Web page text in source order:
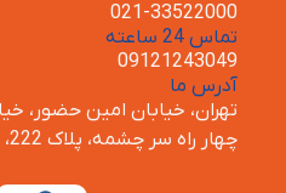
021-33522000
تماس 24 ساعته
09121243049
آدرس ما
تهران، خیابان امین حضور،
چهار راه سر چشمه، پلاک 222، بازرگانی